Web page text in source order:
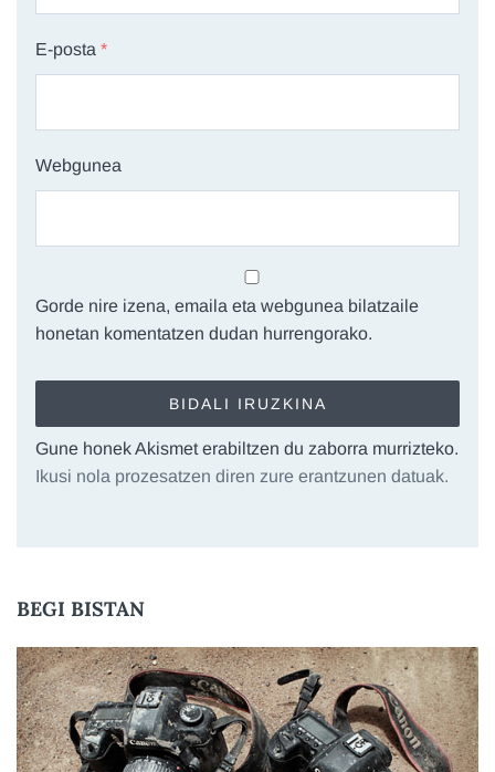
E-posta *
Webgunea
Gorde nire izena, emaila eta webgunea bilatzaile
honetan komentatzen dudan hurrengorako.
Gune honek Akismet erabiltzen du zaborra murrizteko.
Ikusi nola prozesatzen diren zure erantzunen datuak.
BEGI BISTAN